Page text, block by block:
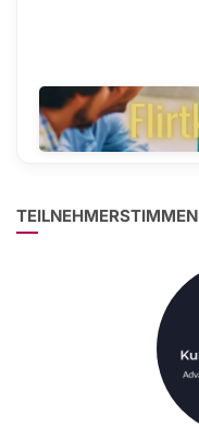
TEILNEHMERSTIMMEN